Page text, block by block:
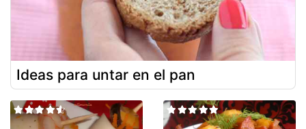
Ideas para untar en el pan